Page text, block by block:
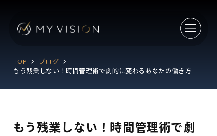
TOP
ブログ
もう残業しない！時間管理術で劇的に変わるあなたの働き方
もう残業しない！時間管理術で劇